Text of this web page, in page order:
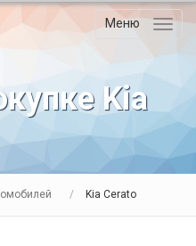
Меню
Kia
Kia Cerato